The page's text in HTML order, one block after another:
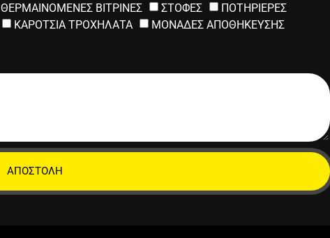
ΘΕΡΜΑΙΝΟΜΕΝΕΣ ΒΙΤΡΙΝΕΣ ΣΤΟΦΕΣ
ΠΟΤΗΡΙΕΡΕΣ
ΚΑΡΟΤΣΙΑ ΤΡΟΧΗΛΑΤΑ
ΜΟΝΑΔΕΣ ΑΠΟΘΗΚΕΥΣΗΣ
ΑΠΟΣΤΟΛΗ